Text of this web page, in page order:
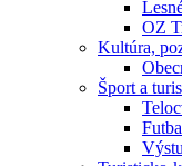
OZ
Kultúra,
Šport a